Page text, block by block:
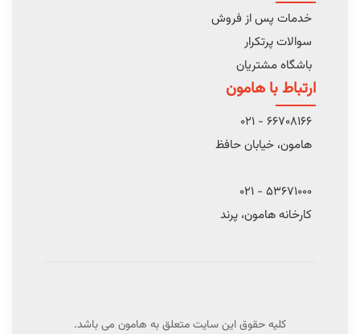
خدمات پس از فروش
سوالات پرتکرار
باشگاه مشتریان
ارتباط با هامون
66708166 - 021
هامون، خیابان حافظ
53671000 - 021
کارخانه هامون، پرند
کلیه حقوق این سایت متعلق به هامون می باشد.